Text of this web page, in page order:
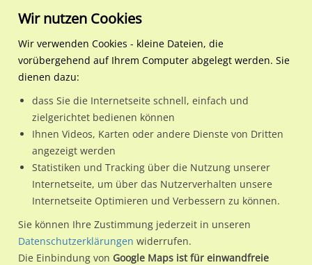
Aussenwerbung Medialexikon
City-Light-Poster
City-Light-Poster – attraktive
Werbeform
Wir nutzen Cookies
Wir verwenden Cookies - kleine Dateien, die
vorübergehend auf Ihrem Computer abgelegt werden. Sie
dienen dazu:
dass Sie die Internetseite schnell, einfach und
zielgerichtet bedienen können
Ihnen Videos, Karten oder andere Dienste von Dritten
angezeigt werden
Statistiken und Tracking über die Nutzung unserer
Internetseite, um über das Nutzerverhalten unsere
Internetseite Optimieren und Verbessern zu können.
Sie können Ihre Zustimmung jederzeit in unseren
Datenschutzerklärungen widerrufen.
Die Einbindung von Google Maps ist für einwandfreie